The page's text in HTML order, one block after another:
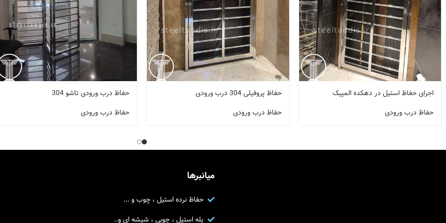
اجرای حفاظ استیل در دهکده المپیک
حفاظ درب ورودی
حفاظ پروفیلی 304 درب ورودی
حفاظ درب ورودی
حفاظ درب ورودی تاشو 304
حفاظ درب ورودی
میانبرها
حفاظ نرده استیل ، چوب و ...
پله استیل ، چوبی ، شیشه ای و..